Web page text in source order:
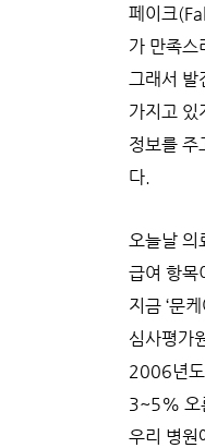
페이크
가 만족스
그래서 발
가지고 있
정보를 주
다.
오늘날 의
급여 항목
지금 ‘문
심사평가
2006년도
3~5% 오
우리 병원